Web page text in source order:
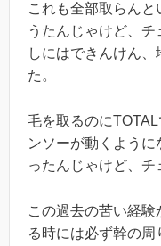
これも全部取らん
うたんじゃけど、
しにはできんけん
た。
毛を取るのに
ンソーが動くよう
ったんじゃけど、チ
この過去の苦い経験
る時には必ず幹の